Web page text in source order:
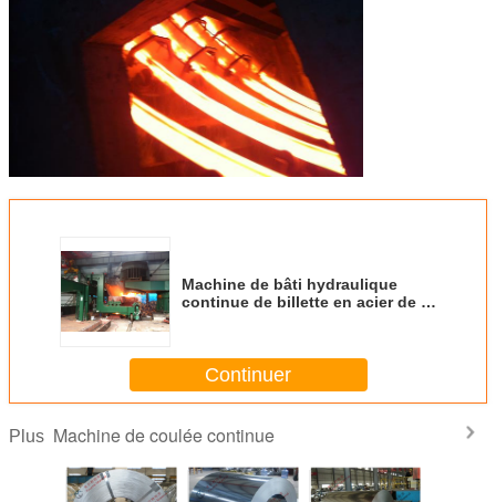
Machine de bâti hydraulique
continue de billette en acier de la
Continuer
Plus Machine de coulée continue